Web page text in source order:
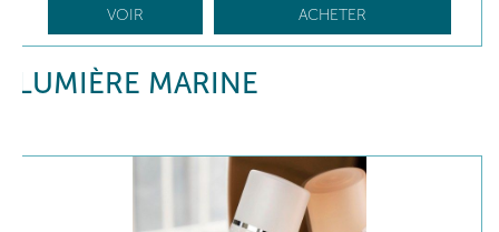
VOIR ACHETER
LUMIÈRE MARINE